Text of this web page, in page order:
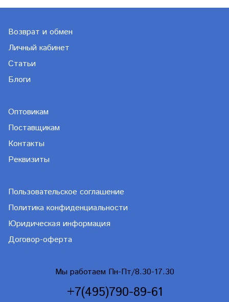
Возврат и обмен
Личный кабинет
Статьи
Блоги
Оптовикам
Поставщикам
Контакты
Реквизиты
Пользовательское соглашение
Политика конфиденциальности
Юридическая информация
Договор-оферта
Мы работаем Пн-Пт/8.30-17.30
+7(495)790-89-61